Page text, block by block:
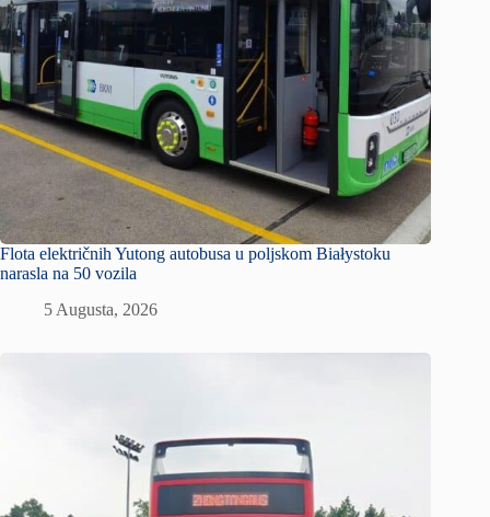
Flota električnih Yutong autobusa u poljskom Białystoku
narasla na 50 vozila
5 Augusta, 2026